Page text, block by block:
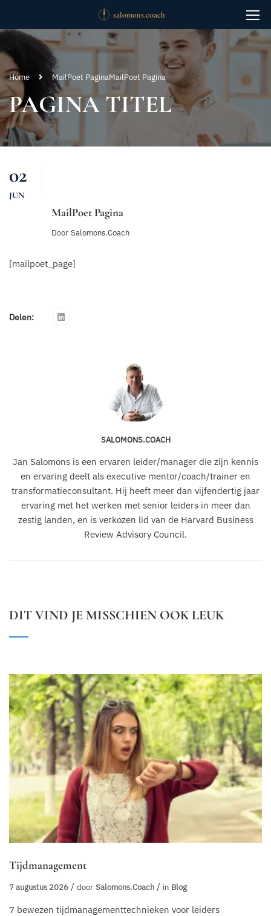
Home MailPoet PaginaMailPoet Pagina
PAGINA TITEL
02
JUN
MailPoet Pagina
Door Salomons.coach
[mailpoet_page]
Delen:
SALOMONS.COACH
Jan Salomons is een ervaren leider/manager die zijn kennis
en ervaring deelt als executive mentor/coach/trainer en
transformatieconsultant. Hij heeft meer dan vijfendertig jaar
ervaring met het werken met senior leiders in meer dan
zestig landen, en is verkozen lid van de Harvard Business
Review Advisory Council.
DIT VIND JE MISSCHIEN OOK LEUK
Tijdmanagement
7 augustus 2026 door Salomons.coach in Blog
7 bewezen tijdmanagementtechnieken voor leiders